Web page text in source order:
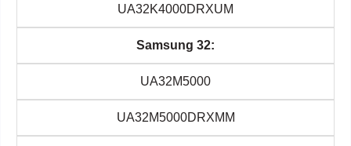
UA32K4000DRXUM
Samsung 32:
UA32M5000
UA32M5000DRXMM